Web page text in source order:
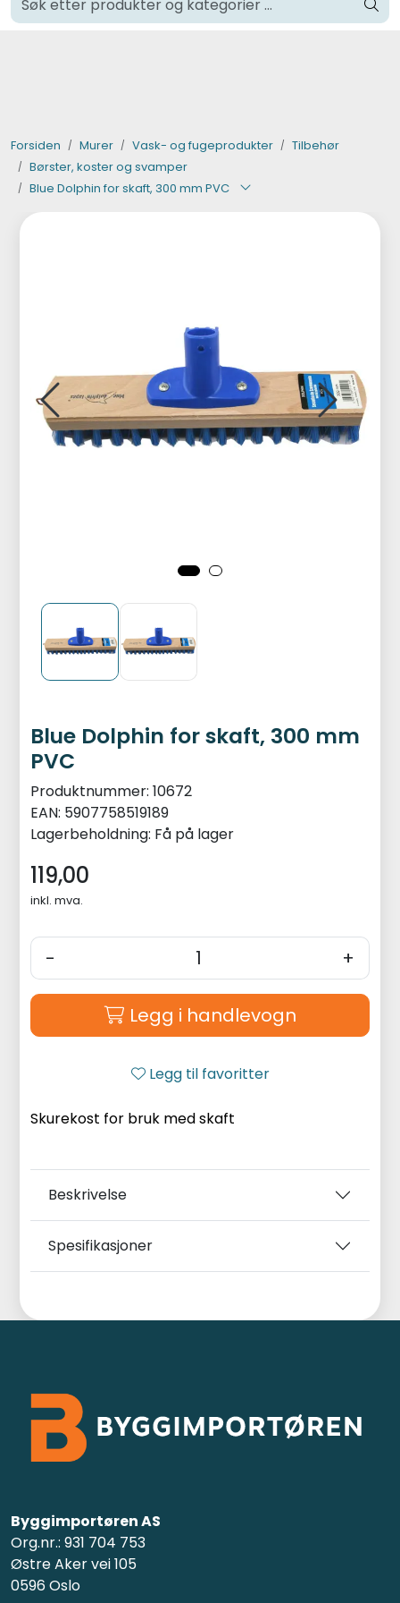
Skip to main content Klikk og hent i Oslo
Forsiden Murer Vask- og fugeprodukter
Tilbehør
Børster, koster og svamper
Blue Dolphin for skaft, 300 mm PVC
Blue Dolphin for skaft, 300 mm
PVC
Produktnummer: 10672
EAN: 5907758519189
Lagerbeholdning: Få på lager
119,00
inkl. mva.
- +
Legg i handlevogn
Legg til favoritter
Skurekost for bruk med skaft
Beskrivelse
Spesifikasjoner
Byggimportøren AS
Org.nr.: 931 704 753
Østre Aker vei 105
0596 Oslo
Byggevarer
Murer